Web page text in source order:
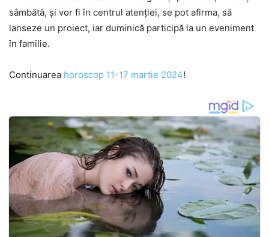
sâmbătă, și vor fi în centrul atenției, se pot afirma, să
lanseze un proiect, iar duminică participă la un eveniment
în familie.
Continuarea horoscop 11-17 martie 2024!